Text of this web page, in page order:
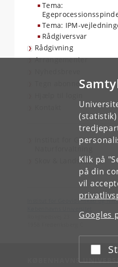
Klik på
på din
vil
Googles
Tema:
Tema: IPM-
Rådgiversvar
Rådgivning
Arrangementer
Tegn abonnement
Institut for
Skov & Landskab
Institut for Geovidenskab og
KØBENHAVNS